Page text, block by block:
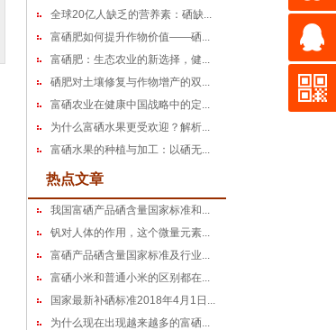
全球20亿人缺乏的营养素：硒缺...
富硒肥如何提升作物价值——硒...
富硒肥：生态农业的新选择，健...
硒肥对土壤修复与作物增产的双...
富硒农业在健康中国战略中的定...
为什么富硒水果更受欢迎？解析...
富硒水果的种植与加工：以硒无...
热点文章
我国富硒产品硒含量国家标准和...
钒对人体的作用，这个微量元素...
富硒产品硒含量国家标准及行业...
富硒小米和普通小米的区别都在...
国家最新补硒标准2018年4月1日...
为什么现在出现越来越多的富硒...